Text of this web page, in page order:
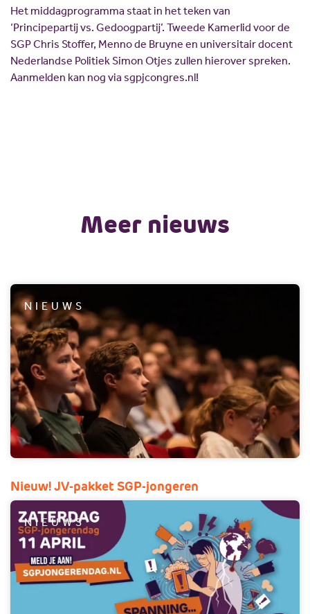
Het middagprogramma staat in het teken van
‘Principepartij vs. Gedoogpartij’. Tweede Kamerlid voor de
SGP Chris Stoffer, Menno de Bruyne en universitair docent
Nederlandse Politiek Simon Otjes zullen hierover spreken.
Aanmelden kan nog via sgpjcongres.nl!
Meer nieuws
NIEUWS
Nieuw! JV-pakket SGP-jongeren
NIEUWS